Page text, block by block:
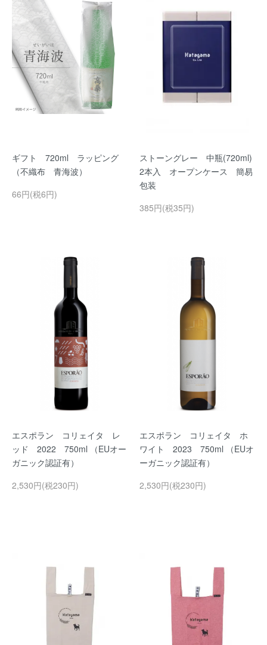
ギフト 720ml ラッピング
（不織布 青海波）
66円(税6円)
ストーングレー 中瓶(720ml)
2本入 オープンケース 簡易
包装
385円(税35円)
エスポラン コリェイタ レ
ッド 2022 750ml （EUオー
ガニック認証有）
2,530円(税230円)
エスポラン コリェイタ ホ
ワイト 2023 750ml （EUオ
ーガニック認証有）
2,530円(税230円)